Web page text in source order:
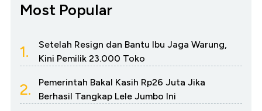
Most Popular
1.
Setelah Resign dan Bantu Ibu Jaga Warung,
Kini Pemilik 23.000 Toko
2.
Pemerintah Bakal Kasih Rp26 Juta Jika
Berhasil Tangkap Lele Jumbo Ini